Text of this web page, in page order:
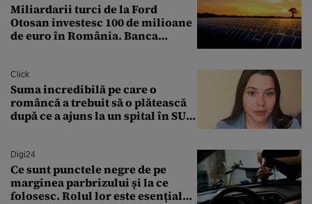
Miliardarii turci de la Ford
Otosan investesc 100 de milioane
de euro în România. Banca
Click
Suma incredibilă pe care o
româncă a trebuit să o plătească
după ce a ajuns la un spital în SUA:
Digi24
Ce sunt punctele negre de pe
marginea parbrizului și la ce
folosesc. Rolul lor este esențial